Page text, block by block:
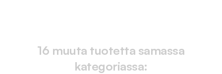
16 muuta tuotetta samassa
kategoriassa: